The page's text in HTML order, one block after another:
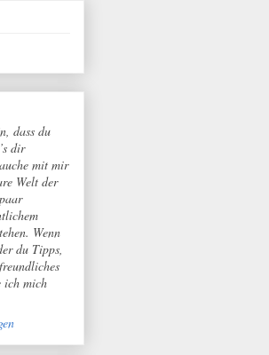
dass du
dir
mit mir
Welt der
Wenn
du Tipps,
ich mich